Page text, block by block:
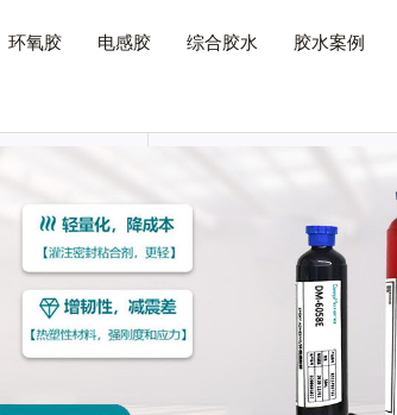
环氧胶 电感胶 综合胶水 胶水案例